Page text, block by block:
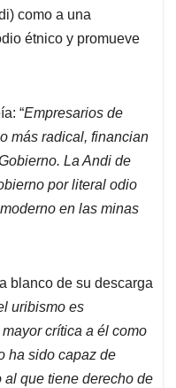
como a una
étnico y promueve
“Empresarios de
más radical, financian
La Andi de
por literal odio
en las minas
blanco de su descarga
uribismo es
crítica a él como
ha sido capaz de
que tiene derecho de